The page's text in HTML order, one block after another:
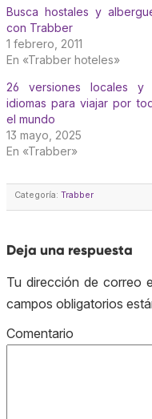
Busca hostales y
con Trabber
1 febrero, 2011
En «Trabber hoteles»
26 versiones locales y
idiomas para viajar por
el mundo
13 mayo, 2025
En «Trabber»
Categoría: Trabber
Deja una respuesta
Tu dirección de correo
campos obligatorios